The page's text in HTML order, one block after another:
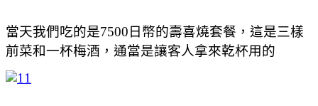
當天我們吃的是7500日幣的壽喜燒套餐，這是三樣
前菜和一杯梅酒，通當是讓客人拿來乾杯用的